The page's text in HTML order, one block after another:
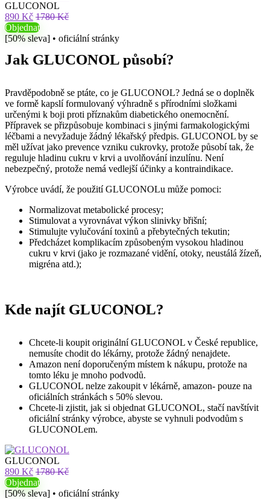
GLUCONOL
890 Kč 1780 Kč
Objednat
[50% sleva] • oficiální stránky
Jak GLUCONOL působí?
Pravděpodobně se ptáte, co je GLUCONOL? Jedná se o doplněk
ve formě kapslí formulovaný výhradně s přírodními složkami
určenými k boji proti příznakům diabetického onemocnění.
Přípravek se přizpůsobuje kombinaci s jinými farmakologickými
léčbami a nevyžaduje žádný lékařský předpis. GLUCONOL by se
měl užívat jako prevence vzniku cukrovky, protože působí tak, že
reguluje hladinu cukru v krvi a uvolňování inzulínu. Není
nebezpečný, protože nemá vedlejší účinky a kontraindikace.
Výrobce uvádí, že použití GLUCONOLu může pomoci:
Normalizovat metabolické procesy;
Stimulovat a vyrovnávat výkon slinivky břišní;
Stimulujte vylučování toxinů a přebytečných tekutin;
Předcházet komplikacím způsobeným vysokou hladinou
cukru v krvi (jako je rozmazané vidění, otoky, neustálá žízeň,
migréna atd.);
Kde najít GLUCONOL?
Chcete-li koupit originální GLUCONOL v České republice,
nemusíte chodit do lékárny, protože žádný nenajdete.
Amazon není doporučeným místem k nákupu, protože na
tomto léku je mnoho podvodů.
GLUCONOL nelze zakoupit v lékárně, amazon- pouze na
oficiálních stránkách s 50% slevou.
Chcete-li zjistit, jak si objednat GLUCONOL, stačí navštívit
oficiální stránky výrobce, abyste se vyhnuli podvodům s
GLUCONOLem.
GLUCONOL
890 Kč 1780 Kč
Objednat
[50% sleva] • oficiální stránky